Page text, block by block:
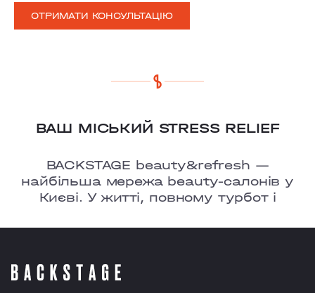
ОТРИМАТИ КОНСУЛЬТАЦІЮ
ВАШ МІСЬКИЙ STRESS RELIEF
BACKSTAGE beauty&refresh —
найбільша мережа beauty-салонів у
Києві. У житті, повному турбот і
де є можливість перезавантажитися